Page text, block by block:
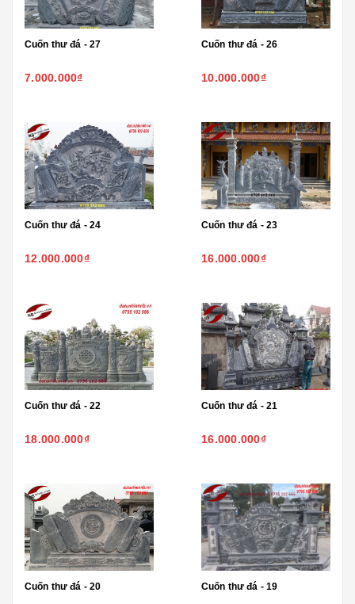
Cuốn thư đá - 27
7.000.000₫
Cuốn thư đá - 26
10.000.000₫
Cuốn thư đá - 24
12.000.000₫
Cuốn thư đá - 23
16.000.000₫
Cuốn thư đá - 22
18.000.000₫
Cuốn thư đá - 21
16.000.000₫
Cuốn thư đá - 20 Cuốn thư đá - 19